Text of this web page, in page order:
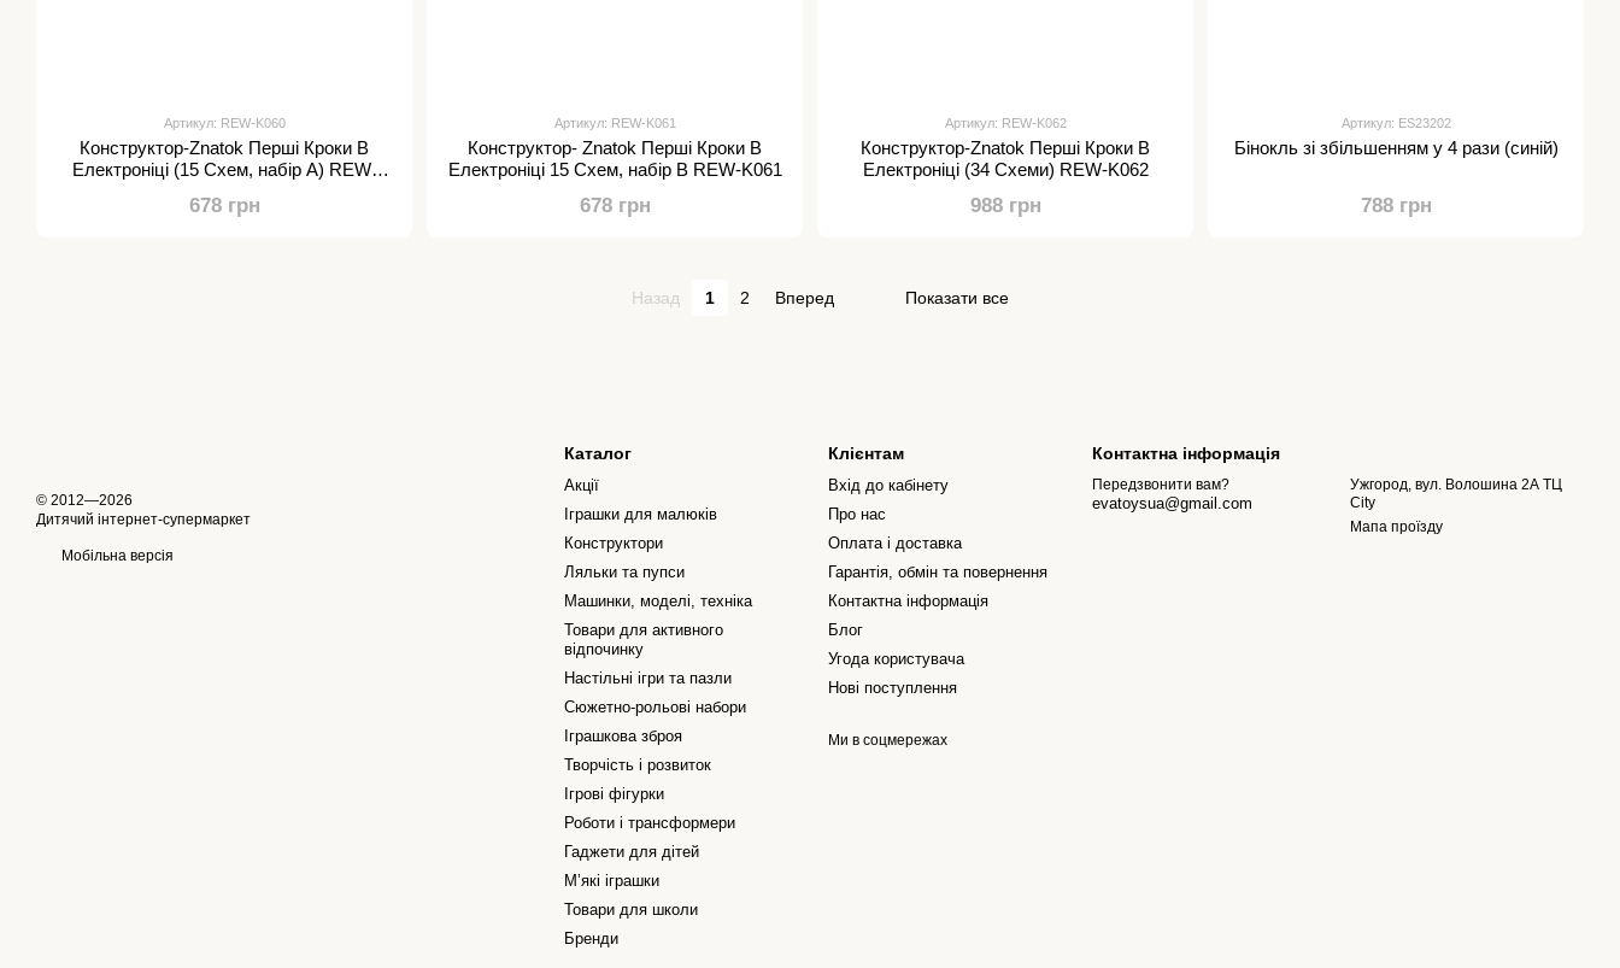
Артикул: REW-K060
Конструктор-Znatok Перші Кроки В
Електроніці (15 Схем, набір А) REW-
678 грн
Артикул: REW-K061
Конструктор- Znatok Перші Кроки В
Електроніці 15 Схем, набір В REW-K061
678 грн
Артикул: REW-K062
Конструктор-Znatok Перші Кроки В
Електроніці (34 Схеми) REW-K062
988 грн
Артикул: ES23202
Бінокль зі збільшенням у 4 рази (синій)
788 грн
Назад 1 2 Вперед Показати все
© 2012—2026
Дитячий інтернет-супермаркет
Мобільна версія
Каталог
Акції
Іграшки для малюків
Конструктори
Ляльки та пупси
Машинки, моделі, техніка
Товари для активного
відпочинку
Настільні ігри та пазли
Сюжетно-рольові набори
Іграшкова зброя
Творчість і розвиток
Ігрові фігурки
Роботи і трансформери
Гаджети для дітей
М’які іграшки
Товари для школи
Бренди
Клієнтам
Вхід до кабінету
Про нас
Оплата і доставка
Гарантія, обмін та повернення
Контактна інформація
Блог
Угода користувача
Нові поступлення
Ми в соцмережах
Контактна інформація
Передзвонити вам?
evatoysua@gmail.com
Ужгород, вул. Волошина 2А ТЦ
City
Мапа проїзду